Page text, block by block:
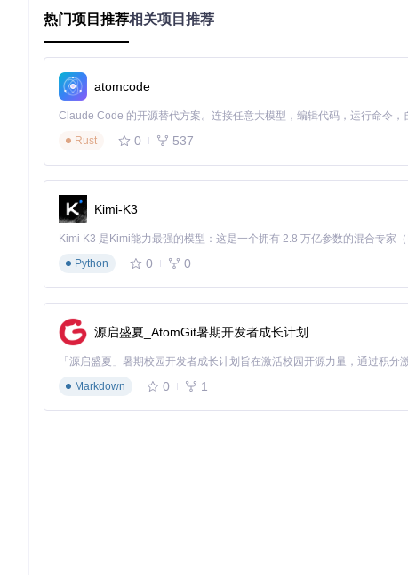
技术优势 ：传统抓包工具往往局限于单一平台，而现代调试工具
移动设备的全覆盖。特别值得一提的是其独创的"零配置设备发
应用案例：当你需要同时调试Web端和移动端的支付流程时，只
2.2 流量解密引擎：透视HTTPS的黑箱
技术优势 ：采用动态证书生成技术，能够为每个调试会话创建唯
应用案例：在调试采用SSL Pinning的金融应用时，工具会自动分
三、实战操作实验室：分阶段掌握核心技能
3.1 环境搭建：5分钟从零到调试就绪
基础准备
热门项目推荐相关项目推荐
atomcode
Rust
0 537
Kimi-K3
Python
0 0
源启盛夏_AtomGit暑期开发者成长计划
Markdown
0 1